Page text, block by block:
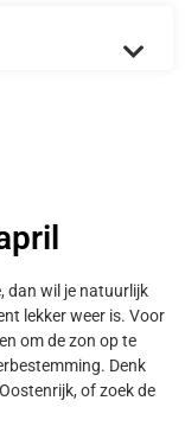
dan wil je natuurlijk
lekker weer is. Voor
om de zon op te
Denk
of zoek de